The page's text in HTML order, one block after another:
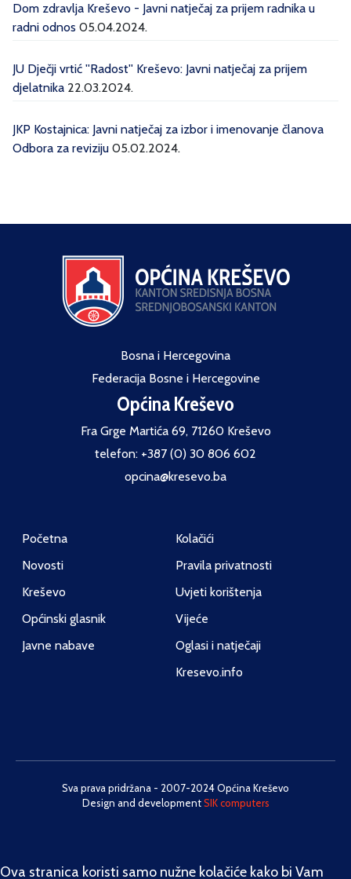
Dom zdravlja Kreševo - Javni natječaj za prijem radnika u
radni odnos 05.04.2024.
JU Dječji vrtić ''Radost'' Kreševo: Javni natječaj za prijem
djelatnika 22.03.2024.
JKP Kostajnica: Javni natječaj za izbor i imenovanje članova
Odbora za reviziju 05.02.2024.
Bosna i Hercegovina
Federacija Bosne i Hercegovine
Općina Kreševo
Fra Grge Martića 69, 71260 Kreševo
telefon: +387 (0) 30 806 602
opcina@kresevo.ba
Početna
Novosti
Kreševo
Općinski glasnik
Javne nabave
Kolačići
Pravila privatnosti
Uvjeti korištenja
Vijeće
Oglasi i natječaji
Kresevo.info
Sva prava pridržana - 2007-2024 Općina Kreševo
Design and developmentSIK computers
Ova stranica koristi samo nužne kolačiće kako bi Vam